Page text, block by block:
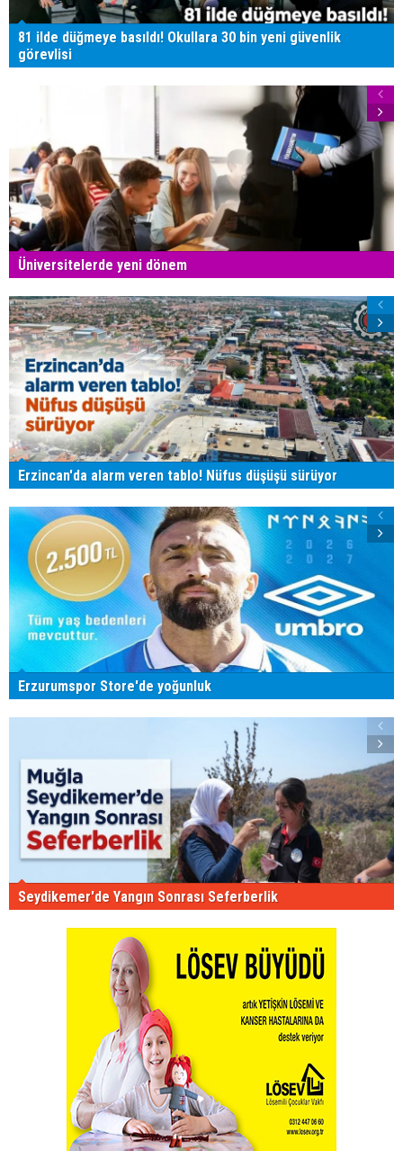
81 ilde düğmeye basıldı! Okullara 30 bin yeni güvenlik
görevlisi
Üniversitelerde yeni dönem
Erzincan'da alarm veren tablo! Nüfus düşüşü sürüyor
Erzurumspor Store'de yoğunluk
Seydikemer'de Yangın Sonrası Seferberlik